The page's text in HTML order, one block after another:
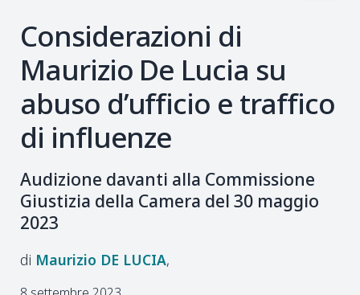
Considerazioni di
Maurizio De Lucia su
abuso d’ufficio e traffico
di influenze
Audizione davanti alla Commissione
Giustizia della Camera del 30 maggio
2023
Maurizio DE LUCIA